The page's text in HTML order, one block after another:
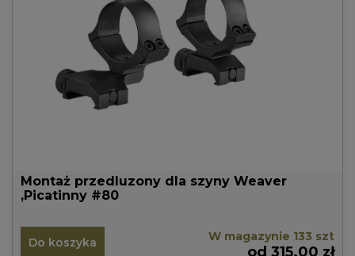
Montaż przedluzony dla szyny Weaver
,Picatinny #80
Do koszyka W magazynie 133 szt
od 315.00 zł